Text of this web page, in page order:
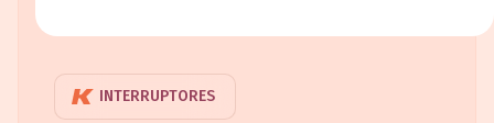
INTERRUPTORES